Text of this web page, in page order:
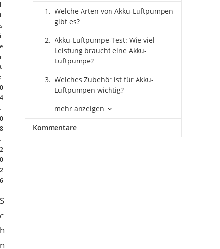
l
i
s
i
e
r
t
:
0
4
.
0
8
.
2
0
2
6
S
c
h
n
Welche Arten von Akku-Luftpumpen
gibt es?
Akku-Luftpumpe-Test: Wie viel
Leistung braucht eine Akku-
Luftpumpe?
Welches Zubehör ist für Akku-
Luftpumpen wichtig?
mehr anzeigen
Kommentare